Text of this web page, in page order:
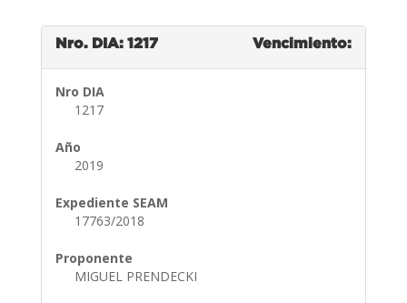
Nro. DIA: 1217 Vencimiento:
Nro DIA
1217
Año
2019
Expediente SEAM
17763/2018
Proponente
MIGUEL PRENDECKI